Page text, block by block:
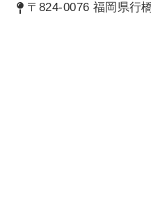
〒824-0076 福岡県行